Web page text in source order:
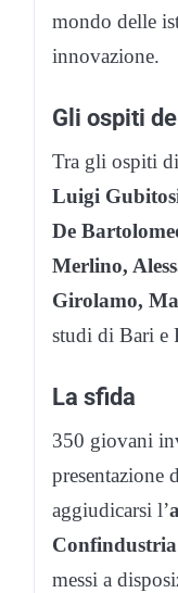
mondo delle
innovazione.
Gli ospiti
Tra gli ospiti
Luigi
De
Merlino,
Girolamo,
studi di Bari e
La sfida
350 giovani
presentazione
aggiudicarsi l’
messi a